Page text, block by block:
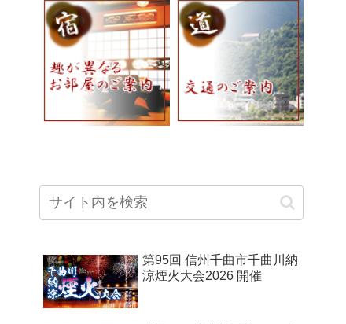
第95回 信州千曲市千曲川納
涼煙火大会2026 開催